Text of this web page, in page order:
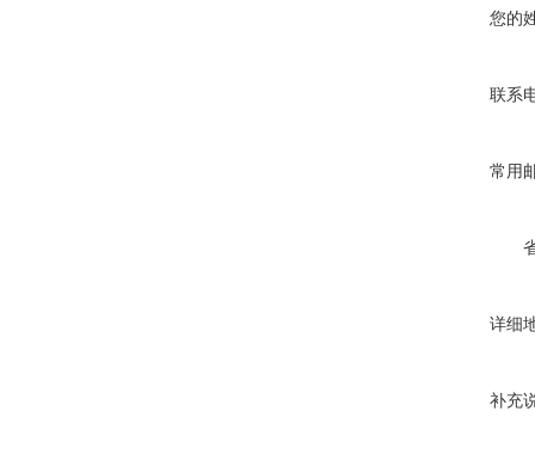
您的
联系
常用
详细
补充